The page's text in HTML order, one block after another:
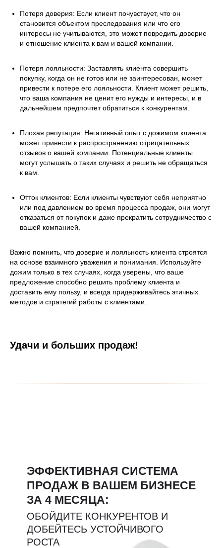
Потеря доверия: Если клиент почувствует, что он
становится объектом преследования или что его
интересы не учитываются, это может повредить доверие
и отношение клиента к вам и вашей компании.
Потеря лояльности: Заставлять клиента совершить
покупку, когда он не готов или не заинтересован, может
привести к потере его лояльности. Клиент может решить,
что ваша компания не ценит его нужды и интересы, и в
дальнейшем предпочтет обратиться к конкурентам.
Плохая репутация: Негативный опыт с дожимом клиента
может привести к распространению отрицательных
отзывов о вашей компании. Потенциальные клиенты
могут услышать о таких случаях и решить не обращаться
к вам.
Отток клиентов: Если клиенты чувствуют себя неприятно
или под давлением во время процесса продаж, они могут
отказаться от покупок и даже прекратить сотрудничество с
вашей компанией.
Важно помнить, что доверие и лояльность клиента строятся
на основе взаимного уважения и понимания. Используйте
дожим только в тех случаях, когда уверены, что ваше
предложение способно решить проблему клиента и
доставить ему пользу, и всегда придерживайтесь этичных
методов и стратегий работы с клиентами.
Удачи и больших продаж!
ЭФФЕКТИВНАЯ СИСТЕМА
ПРОДАЖ В ВАШЕМ БИЗНЕСЕ
ЗА 4 МЕСЯЦА:
ОБОЙДИТЕ КОНКУРЕНТОВ И
ДОБЕЙТЕСЬ УСТОЙЧИВОГО
РОСТА